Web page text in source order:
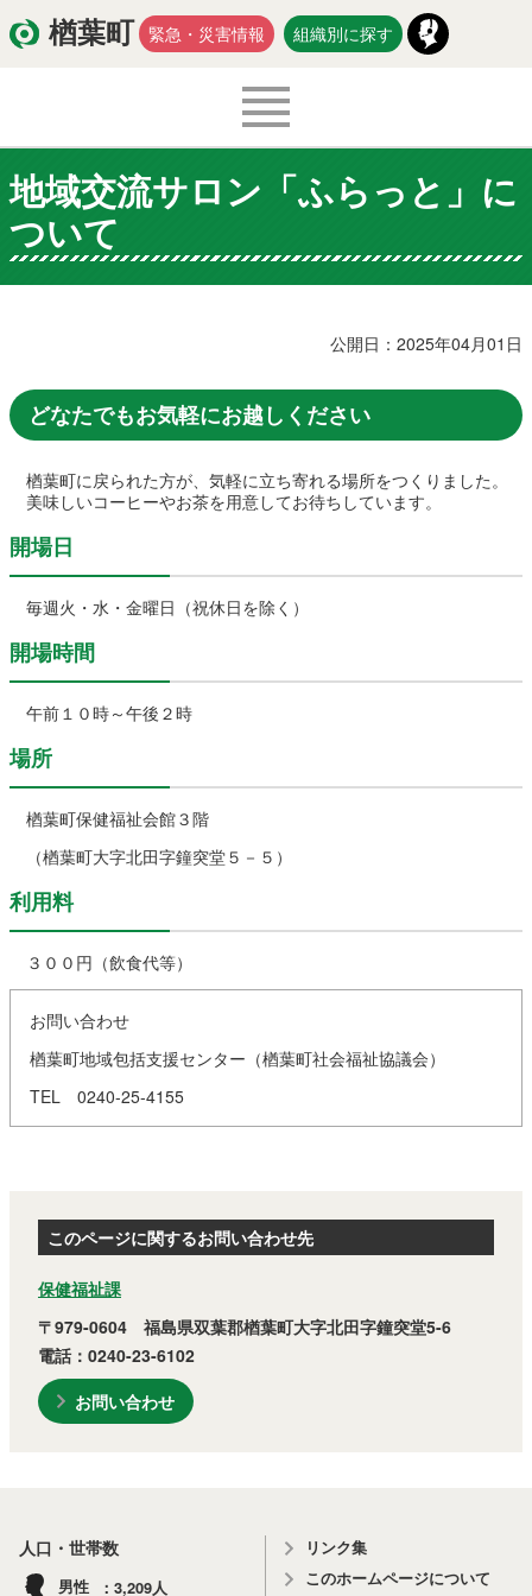
楢葉町 緊急・災害情報 組織別に探す
くらし・環境 出産・子育て
医療・健康・福祉 教育・文化・スポーツ
入札・契約 商工・労働 新産業
楢葉町について
町役場・施設
予算・決算
イベント 観光ならは
地域交流サロン「ふらっと」に
ついて
公開日：2025年04月01日
どなたでもお気軽にお越しください
楢葉町に戻られた方が、気軽に立ち寄れる場所をつくりました。
美味しいコーヒーやお茶を用意してお待ちしています。
開場日
毎週火・水・金曜日（祝休日を除く）
開場時間
午前１０時～午後２時
場所
楢葉町保健福祉会館３階
（楢葉町大字北田字鐘突堂５－５）
利用料
３００円（飲食代等）
お問い合わせ
楢葉町地域包括支援センター（楢葉町社会福祉協議会）
TEL 0240-25-4155
このページに関するお問い合わせ先
保健福祉課
〒979-0604 福島県双葉郡楢葉町大字北田字鐘突堂5-6
電話：0240-23-6102
お問い合わせ
人口・世帯数
男性 3,209 人
リンク集
このホームページについて